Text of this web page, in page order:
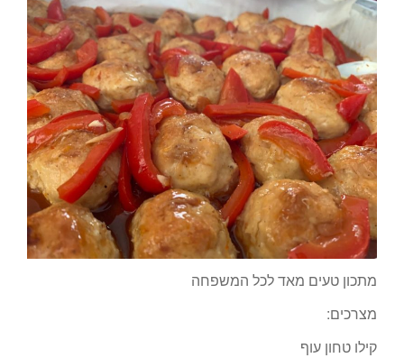
מתכון טעים מאד לכל המשפחה
מצרכים:
קילו טחון עוף